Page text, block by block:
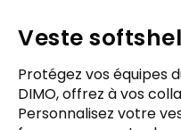
Veste
Protégez vos équipes
DIMO, offrez à vos
softshell
Personnalisez votre